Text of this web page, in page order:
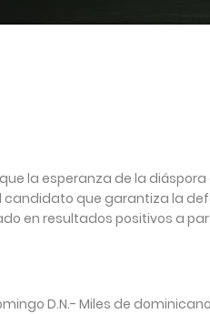
la esperanza de la
candidato que garantiza la
en resultados positivos a
D.N.- Miles de